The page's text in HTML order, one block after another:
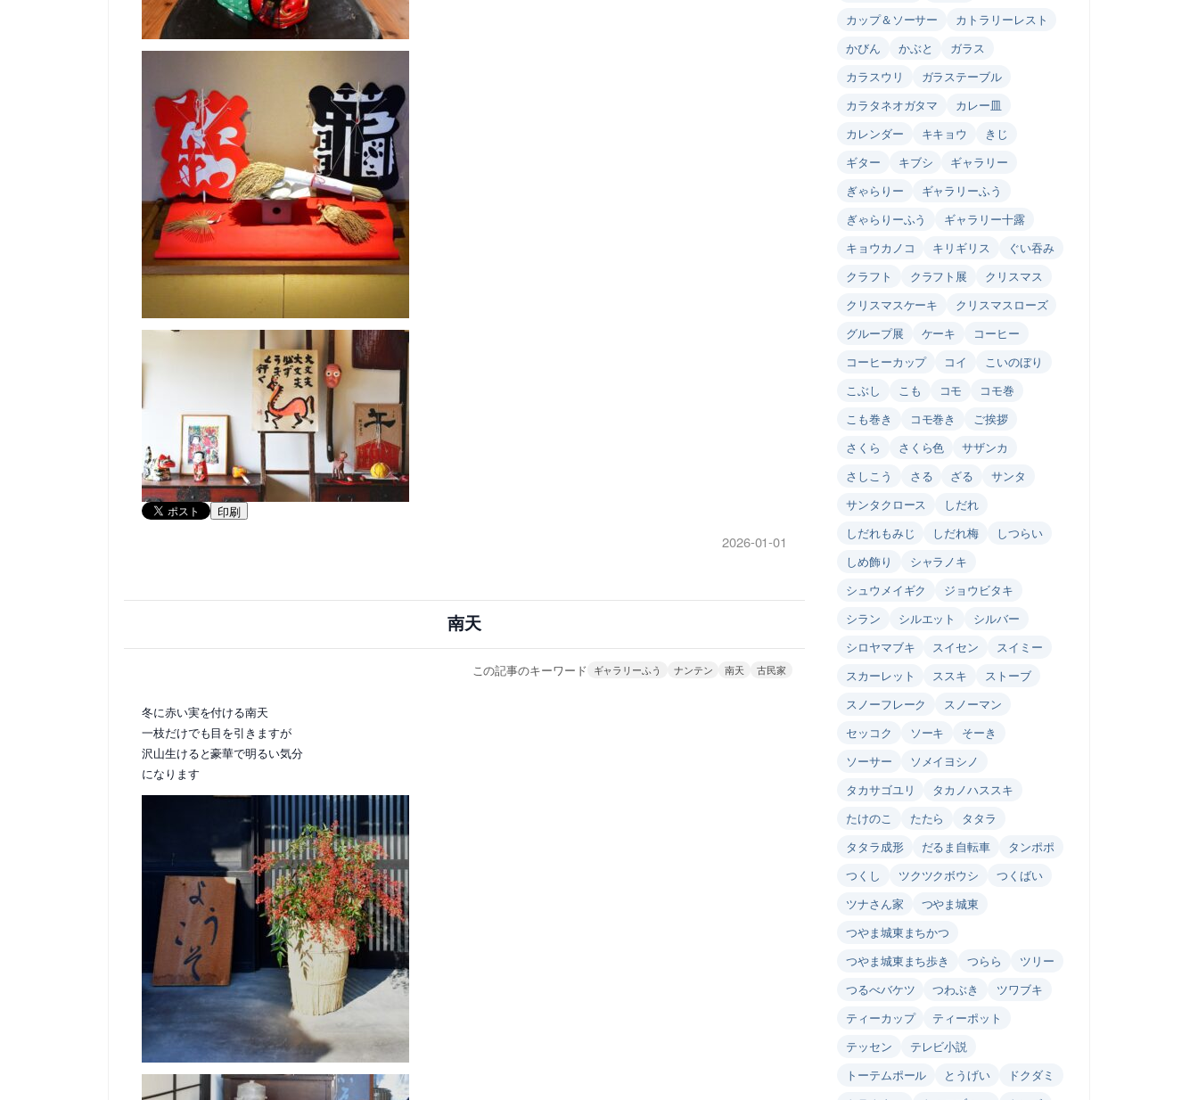
印刷
2026-01-01
南天
この記事のキーワード ギャラリーふう ナンテン 南天 古民家
冬に赤い実を付ける南天
一枝だけでも目を引きますが
沢山生けると豪華で明るい気分
になります
カップ＆ソーサー
カトラリーレスト
かびん
かぶと
ガラス
カラスウリ
ガラステーブル
カラタネオガタマ
カレー皿
カレンダー
キキョウ
きじ
ギター
キブシ
ギャラリー
ぎゃらりー
ギャラリーふう
ぎゃらりーふう
ギャラリー十露
キョウカノコ
キリギリス
ぐい吞み
クラフト
クラフト展
クリスマス
クリスマスケーキ
クリスマスローズ
グループ展
ケーキ
コーヒー
コーヒーカップ
コイ
こいのぼり
こぶし
こも コモ
コモ巻
こも巻き
コモ巻き
ご挨拶
さくら
さくら色
サザンカ
さしこう
さる ざる
サンタ
サンタクロース
しだれ
しだれもみじ
しだれ梅
しつらい
しめ飾り
シャラノキ
シュウメイギク
ジョウビタキ
シラン
シルエット
シルバー
シロヤマブキ
スイセン
スイミー
スカーレット
ススキ
ストーブ
スノーフレーク
スノーマン
セッコク
ソーキ
そーき
ソーサー
ソメイヨシノ
タカサゴユリ
タカノハススキ
たけのこ
たたら
タタラ
タタラ成形
だるま自転車
タンポポ
つくし
ツクツクボウシ
つくばい
ツナさん家
つやま城東
つやま城東まちかつ
つやま城東まち歩き
つらら
ツリー
つるべバケツ
つわぶき
ツワブキ
ティーカップ
ティーポット
テッセン
テレビ小説
トーテムポール
とうげい
ドクダミ